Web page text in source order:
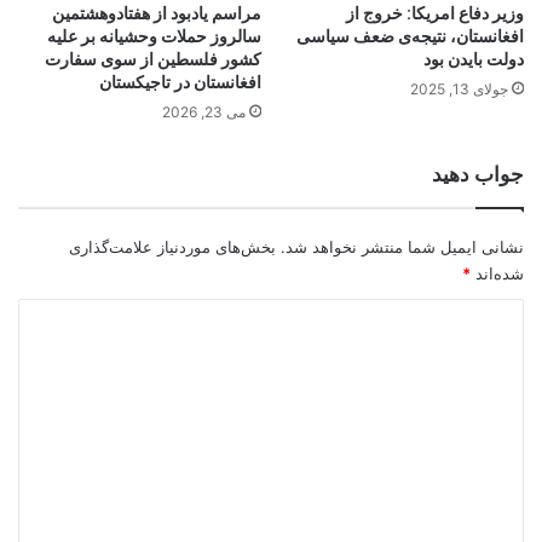
وزیر دفاع امریکا: خروج از
افغانستان، نتیجه‌ی ضعف سیاسی
دولت بایدن بود
جولای 13, 2025
مراسم‌ یادبود از هفتادوهشتمین
سالروز حملات وحشیانه بر علیه
کشور فلسطین از سوی سفارت
افغانستان در تاجیکستان
می 23, 2026
جواب دهید
نشانی ایمیل شما منتشر نخواهد شد. بخش‌های موردنیاز علامت‌گذاری
شده‌اند *